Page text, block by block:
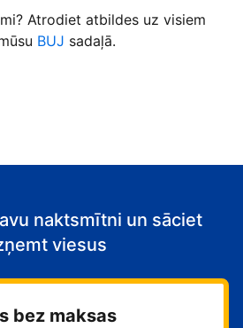
Atrodiet atbildes uz visiem
BUJ sadaļā.
naktsmītni un sāciet
viesus
bez maksas